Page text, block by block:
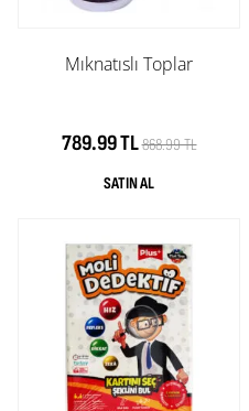
Mıknatıslı Toplar
789.99 TL868.99 TL